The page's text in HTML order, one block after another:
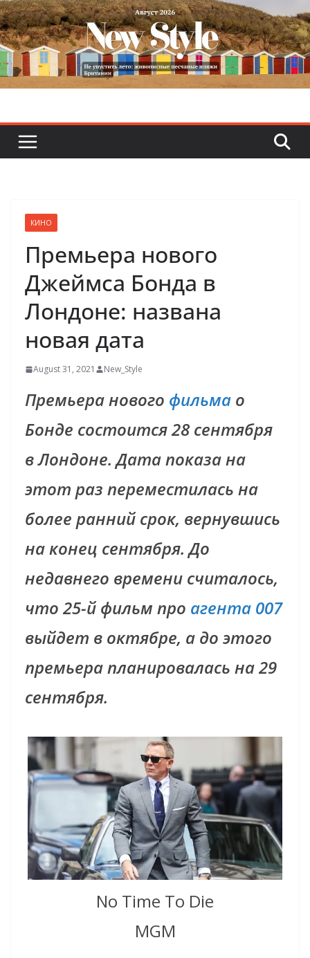
Skip
to
content
КИНО
Премьера нового
Джеймса Бонда в
Лондоне: названа
новая дата
August 31, 2021 New_Style
Премьера нового фильма о
Бонде состоится 28 сентября
в Лондоне. Дата показа на
этот раз переместилась на
более ранний срок, вернувшись
на конец сентября. До
недавнего времени считалось,
что 25-й фильм про агента 007
выйдет в октябре, а до этого
премьера планировалась на 29
сентября.
No Time To Die
MGM